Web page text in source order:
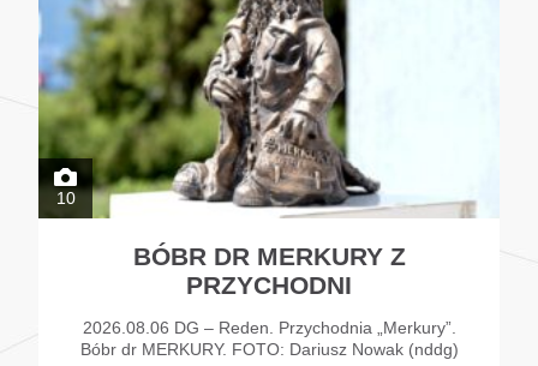
10
BÓBR DR MERKURY Z
PRZYCHODNI
2026.08.06 DG – Reden. Przychodnia „Merkury”.
Bóbr dr MERKURY. FOTO: Dariusz Nowak (nddg)